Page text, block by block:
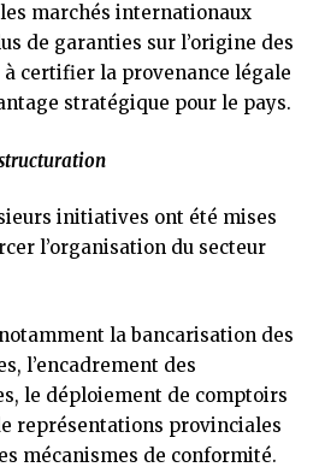
marchés internationaux
de garanties sur l’origine des
certifier la provenance légale
stratégique pour le pays.
initiatives ont été mises
l’organisation du secteur
la bancarisation des
l’encadrement des
le déploiement de comptoirs
représentations provinciales
mécanismes de conformité.